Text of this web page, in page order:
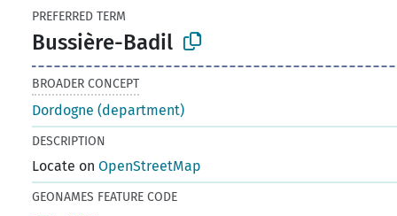
PREFERRED TERM
Bussière-Badil
BROADER CONCEPT
Dordogne (department)
DESCRIPTION
Locate onOpenStreetMap
GEONAMES FEATURE CODE